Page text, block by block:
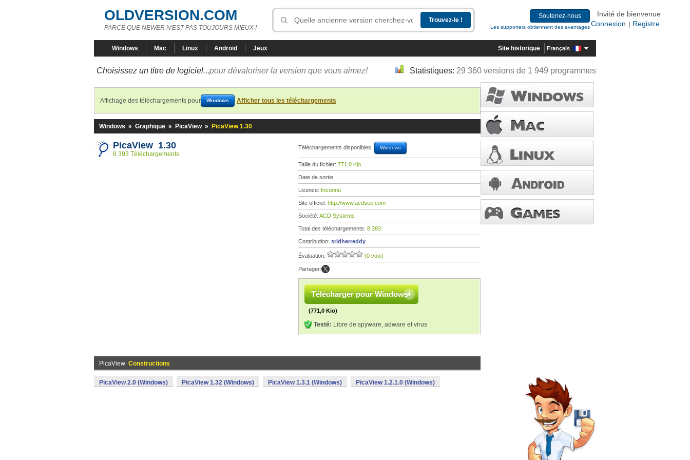
OLDVERSION.COM
PARCE QUE NEWER N'EST PAS TOUJOURS MIEUX !
Soutenez-nous
Les supporters obtiennent des avantages
Invité de bienvenue
Connexion
Registre
Windows Mac Linux Android Jeux Site historique Français
Choisissez un titre de logiciel...pour dévaloriser la version que vous aimez! Statistiques: 29 360 versions de 1 949 programmes
Affichage des téléchargements pour Windows Afficher tous les téléchargements
Windows » Graphique » PicaView » PicaView 1.30
PicaView 1.30
8 393 Téléchargements
Téléchargements disponibles: Windows
Taille du fichier: 771,0 Kio
Date de sortie:
Licence: Inconnu
Site officiel: http://www.acdsee.com
Société: ACD Systems
Total des téléchargements: 8 393
Contribution: sridherreddy
Évaluation: (0 voix)
Partager:
Télécharger pour Windows
(771,0 Kio)
Testé: Libre de spyware, adware et virus
PicaView Constructions
PicaView 2.0 (Windows) PicaView 1.32 (Windows) PicaView 1.3.1 (Windows) PicaView 1.2.1.0 (Windows)